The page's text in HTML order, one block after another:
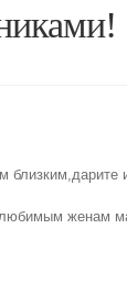
близким,дарите
женам